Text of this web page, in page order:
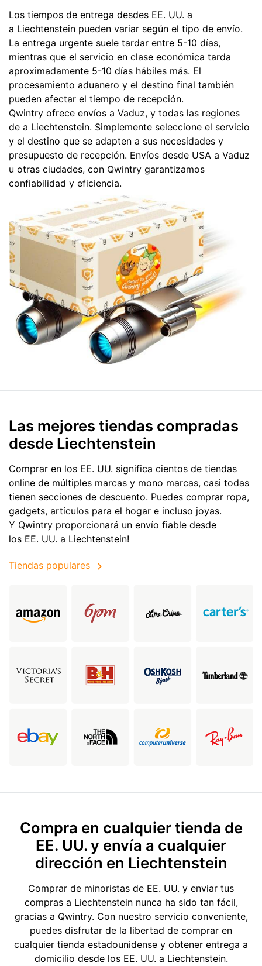
Los tiempos de entrega desdes EE. UU. a
a Liechtenstein pueden variar según el tipo de envío.
La entrega urgente suele tardar entre 5-10 días,
mientras que el servicio en clase económica tarda
aproximadamente 5-10 días hábiles más. El
procesamiento aduanero y el destino final también
pueden afectar el tiempo de recepción.
Qwintry ofrece envíos a Vaduz, y todas las regiones
de a Liechtenstein. Simplemente seleccione el servicio
y el destino que se adapten a sus necesidades y
presupuesto de recepción. Envíos desde USA a Vaduz
u otras ciudades, con Qwintry garantizamos
confiabilidad y eficiencia.
Las mejores tiendas compradas
desde Liechtenstein
Comprar en los EE. UU. significa cientos de tiendas
online de múltiples marcas y mono marcas, casi todas
tienen secciones de descuento. Puedes comprar ropa,
gadgets, artículos para el hogar e incluso joyas.
Y Qwintry proporcionará un envío fiable desde
los EE. UU. a Liechtenstein!
Tiendas populares
Compra en cualquier tienda de
EE. UU. y envía a cualquier
dirección en Liechtenstein
Comprar de minoristas de EE. UU. y enviar tus
compras a Liechtenstein nunca ha sido tan fácil,
gracias a Qwintry. Con nuestro servicio conveniente,
puedes disfrutar de la libertad de comprar en
cualquier tienda estadounidense y obtener entrega a
domicilio desde los EE. UU. a Liechtenstein.